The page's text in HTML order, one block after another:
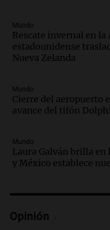
Panorama Federal
Episodios
Audio.Río
intenso y
Panorama Federal
Episodios
Audio.Debate en
Panorama Federal
Episodios
marchan contra
Episodios
Mundo
Rescate invernal en
estadounidense
Nueva Zelanda
Mundo
Cierre del aeropuerto
avance del tifón
Mundo
Laura Galván brilla
y México establece
Opinión